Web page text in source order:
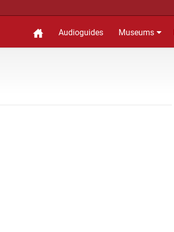
Audioguides Museums